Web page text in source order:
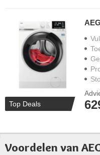
Top Deals
Voordelen van